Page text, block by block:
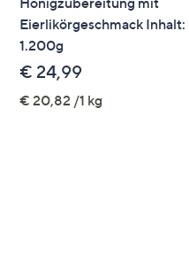
Eierlikörgeschmack Inhalt:
1.200g
€ 24,99
€ 20,82 /1 kg